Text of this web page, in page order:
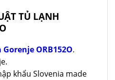
TỦ LẠNH
ORB152O.
khẩu Slovenia made